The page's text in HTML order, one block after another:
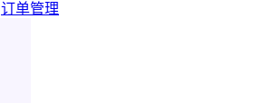
订单管理